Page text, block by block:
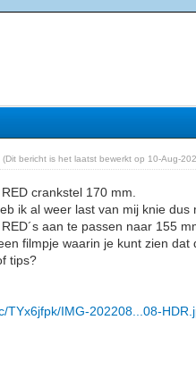
(Dit bericht is het laatst bewerkt op 10-Aug-
crankstel 170 mm.
ik al weer last van mij knie
aan te passen naar 155
filmpje waarin je kunt zien
tips?
TYx6jfpk/IMG-202208...08-